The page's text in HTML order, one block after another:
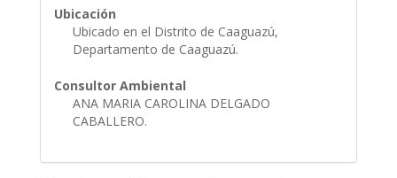
Ubicación
Ubicado en el Distrito de Caaguazú,
Departamento de Caaguazú.
Consultor Ambiental
ANA MARIA CAROLINA DELGADO
CABALLERO.